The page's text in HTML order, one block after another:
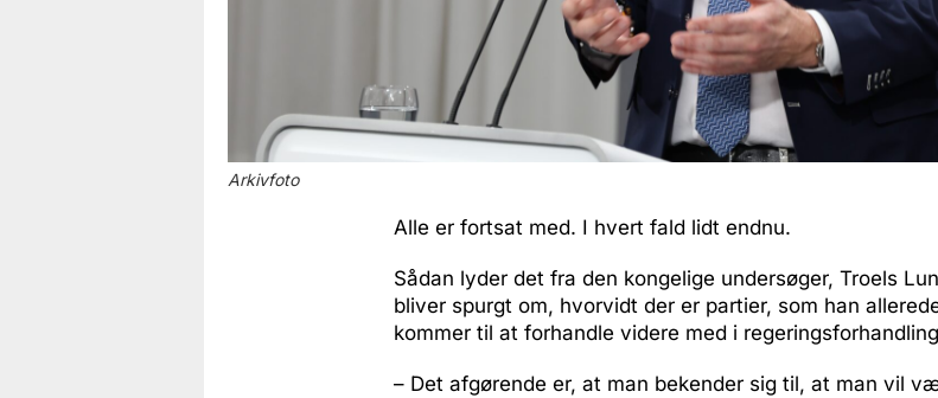
Arkivfoto
Alle er fortsat med. I hvert fald lidt endnu.
Sådan lyder det fra den kongelige undersøger, Troels
bliver spurgt om, hvorvidt der er partier, som han
kommer til at forhandle videre med i
– Det afgørende er, at man bekender sig til, at man vil